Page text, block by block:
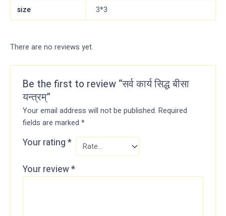
size 3*3
There are no reviews yet.
Be the first to review “सर्व कार्य सिद्ध बीसा
यन्त्रम्”
Your email address will not be published. Required
fields are marked*
Your rating*
Your review*